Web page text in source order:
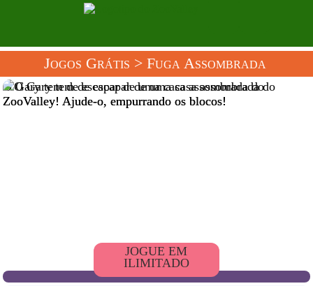
Jogos Grátis > Fuga Assombrada
O Gary tem de escapar de uma casa assombrada do
ZooValley! Ajude-o, empurrando os blocos!
JOGUE EM
ILIMITADO